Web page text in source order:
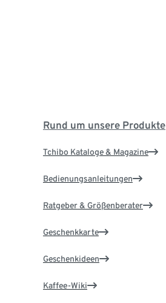
Rund um unsere Produkte
Tchibo Kataloge & Magazine
Bedienungsanleitungen
Ratgeber & Größenberater
Geschenkkarte
Geschenkideen
Kaffee-Wiki